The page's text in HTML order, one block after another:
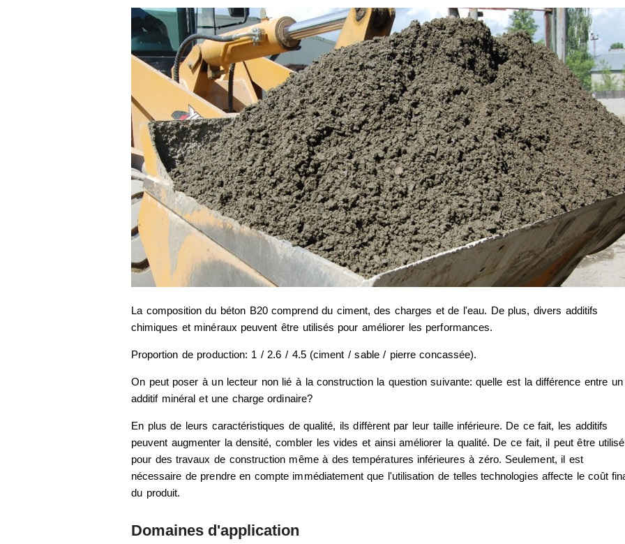
La composition du béton B20 comprend du ciment, des charges et de l'eau. De plus, divers additifs
chimiques et minéraux peuvent être utilisés pour améliorer les performances.
Proportion de production: 1 / 2.6 / 4.5 (ciment / sable / pierre concassée).
On peut poser à un lecteur non lié à la construction la question suivante: quelle est la différence entre un
additif minéral et une charge ordinaire?
En plus de leurs caractéristiques de qualité, ils diffèrent par leur taille inférieure. De ce fait, les additifs
peuvent augmenter la densité, combler les vides et ainsi améliorer la qualité. De ce fait, il peut être utilisé
pour des travaux de construction même à des températures inférieures à zéro. Seulement, il est
nécessaire de prendre en compte immédiatement que l'utilisation de telles technologies affecte le coût
du produit.
Domaines d'application